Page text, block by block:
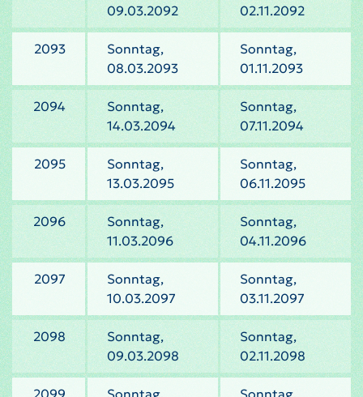
09.03.2092
02.11.2092
2093
Sonntag,
08.03.2093
Sonntag,
01.11.2093
2094
Sonntag,
14.03.2094
Sonntag,
07.11.2094
2095
Sonntag,
13.03.2095
Sonntag,
06.11.2095
2096
Sonntag,
11.03.2096
Sonntag,
04.11.2096
2097
Sonntag,
10.03.2097
Sonntag,
03.11.2097
2098
Sonntag,
09.03.2098
Sonntag,
02.11.2098
2099
Sonntag,
Sonntag,